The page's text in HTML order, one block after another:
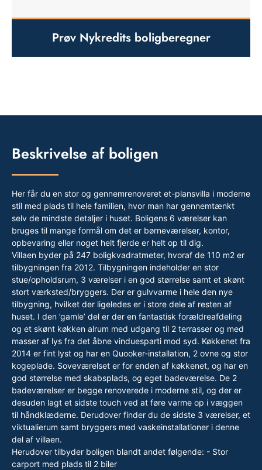
Prøv Nykredits boligberegner
Beskrivelse af boligen
Her får du en stor og gennemrenoveret et-plansvilla i moderne
stil med plads til hele familien, hvor man har gennemtænkt
selv de mindste detaljer i huset. Boligens 6 værelser kan
bruges til mange formål om det er børneværelser, kontor,
opbevaring eller noget helt fjerde er helt op til dig.
Villaen byder på 247 boligkvadratmeter, hvoraf de 110 m2 er
tilbygningen fra 2012. Tilbygningen indeholder en stor
stue/opholdsrum, 3 værelser i en god størrelse samt et skønt
stort værksted/bryggers. Der er gulvvarme i hele den nye
tilbygning, hvilket der ligeledes er i store dele af resten af
huset. I den ’gamle’ del er der en fantastisk forældreafdeling
og et skønt køkken alrum med udgang til 2 terrasser og med
masser af lys fra det åbne vinduesparti mod syd. Køkkenet fra
2014 er fint lyst og har en Quooker-installation, 2 ovne og stor
kogeplade. Soveværelset er for enden af køkkenet, og har en
god størrelse med skabsplads, og eget badeværelse. De 2
badeværelser er begge renoverede i moderne stil, og der er
desuden lagt et sidste touch ved at føre varme op i væggen
til håndklæderne. Derudover finder du de sidste 3 værelser, et
viktualierum samt bryggers med vaskeinstallationer i denne
del af villaen.
Herudover tilbyder boligen blandt andet følgende: - Stor
carport med plads til 2 biler